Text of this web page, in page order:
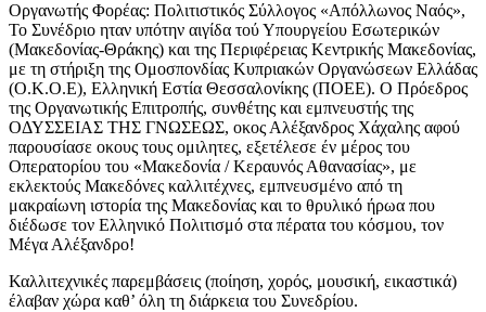
Οργανωτής Φορέας: Πολιτιστικός Σύλλογος «Απόλλωνος Ναός»,
Το Συνέδριο ηταν υπότην αιγίδα τού Υπουργείου Εσωτερικών
(Μακεδονίας-Θράκης) και της Περιφέρειας Κεντρικής Μακεδονίας,
με τη στήριξη της Ομοσπονδίας Κυπριακών Οργανώσεων Ελλάδας
(Ο.Κ.Ο.Ε), Ελληνική Εστία Θεσσαλονίκης (ΠΟΕΕ). Ο Πρόεδρος
της Οργανωτικής Επιτροπής, συνθέτης και εμπνευστής της
ΟΔΥΣΣΕΙΑΣ ΤΗΣ ΓΝΩΣΕΩΣ, οκος Αλέξανδρος Χάχαλης αφού
παρουσίασε οκους τους ομιλητες, εξετέλεσε έν μέρος του
Οπερατορίου του «Μακεδονία / Κεραυνός Αθανασίας», με
εκλεκτούς Μακεδόνες καλλιτέχνες, εμπνευσμένο από τη
μακραίωνη ιστορία της Μακεδονίας και το θρυλικό ήρωα που
διέδωσε τον Ελληνικό Πολιτισμό στα πέρατα του κόσμου, τον
Μέγα Αλέξανδρο!
Καλλιτεχνικές παρεμβάσεις (ποίηση, χορός, μουσική, εικαστικά)
έλαβαν χώρα καθ’ όλη τη διάρκεια του Συνεδρίου.